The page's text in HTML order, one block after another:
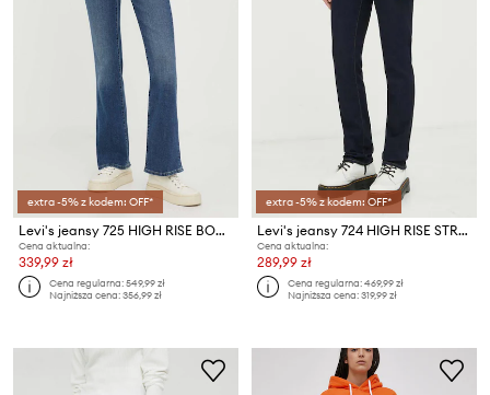
extra -5% z kodem: OFF*
Levi's jeansy 725 HIGH RISE BOOTCUT
Cena aktualna:
339,99 zł
Cena regularna:549,99 zł
Najniższa cena:356,99 zł
extra -5% z kodem: OFF*
Levi's jeansy 724 HIGH RISE STRAIGHT
Cena aktualna:
289,99 zł
Cena regularna:469,99 zł
Najniższa cena:319,99 zł